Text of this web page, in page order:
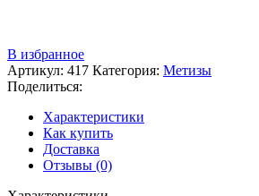
В избранное
Артикул: 417 Категория: Метизы
Поделиться:
Характеристики
Как купить
Доставка
Отзывы (0)